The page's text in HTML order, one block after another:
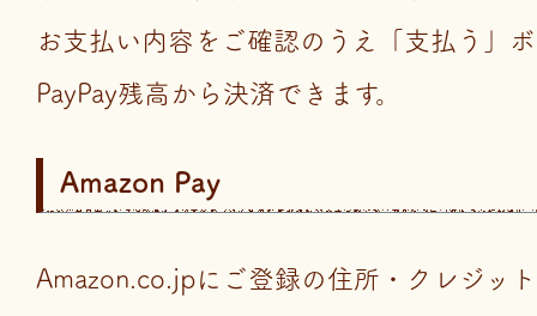
お支払い内容をご確認のうえ「支払う」
PayPay残高から決済できます。
Amazon Pay
Amazon.co.jpにご登録の住所・クレジッ